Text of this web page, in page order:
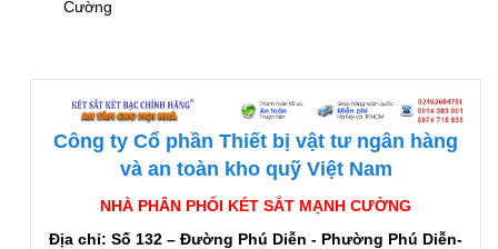
Cường
Công ty Cổ phần Thiết bị vật tư ngân hàng
và an toàn kho quỹ Việt Nam
NHÀ PHÂN PHỐI KÉT SẮT MẠNH CƯỜNG
Địa chỉ: Số 132 – Đường Phú Diễn - Phường Phú Diễn-